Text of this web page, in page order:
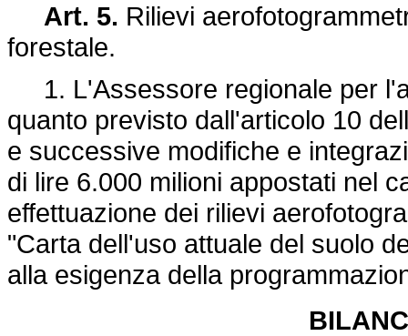
Art. 5. Rilievi
forestale.
1. L'Assessore regionale per
quanto previsto dall'articolo 10
e successive modifiche e
di lire 6.000 milioni appostati nel
effettuazione dei rilievi
"Carta dell'uso attuale del suolo
alla esigenza della